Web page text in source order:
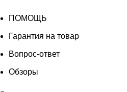
ПОМОЩЬ
Гарантия на товар
Вопрос-ответ
Обзоры